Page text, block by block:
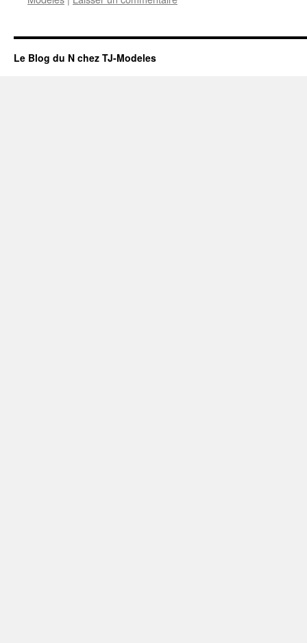
Le Blog du N chez TJ-Modeles